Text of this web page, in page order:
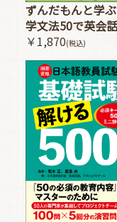
ずんだもんと学
学文法50で英会話
￥1,870(税込)